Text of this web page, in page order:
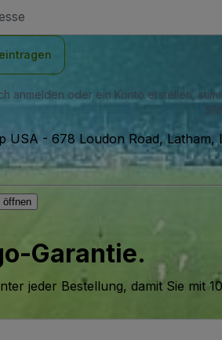
anmelden oder ein Konto erstellen,
USA - 678 Loudon Road, Latham,
öffnen
Garantie.
jeder Bestellung, damit Sie mit